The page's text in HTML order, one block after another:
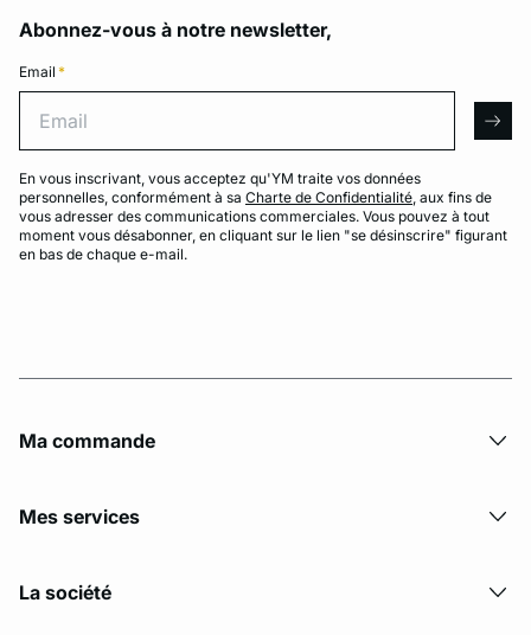
Abonnez-vous à notre newsletter,
Email *
En vous inscrivant, vous acceptez qu'YM traite vos données
personnelles, conformément à sa Charte de Confidentialité, aux fins de
vous adresser des communications commerciales. Vous pouvez à tout
moment vous désabonner, en cliquant sur le lien "se désinscrire" figurant
en bas de chaque e-mail.
Ma commande
Mes services
La société